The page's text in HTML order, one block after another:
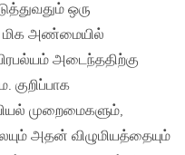
ஒரு
மிக அண்மையில்
அடைந்ததிற்கு
முறைமைகளும்,
அதன் விழுமியத்தையும்